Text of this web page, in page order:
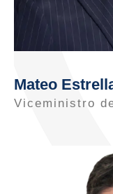
Mateo
Viceministro